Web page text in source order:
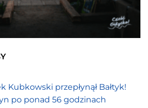
Kubkowski przepłynął Bałtyk!
po ponad 56 godzinach